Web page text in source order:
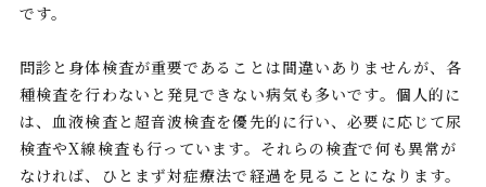
です。
問診と身体検査が重要であることは間違いありませんが、各
種検査を行わないと発見できない病気も多いです。個人的に
は、血液検査と超音波検査を優先的に行い、必要に応じて尿
検査やX線検査も行っています。それらの検査で何も異常が
なければ、ひとまず対症療法で経過を見ることになります。